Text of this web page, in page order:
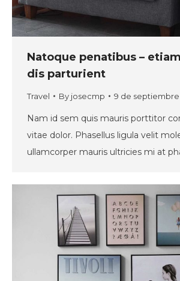
Natoque penatibus –
dis parturient
Travel By josecmp 9 de septiembre
Nam id sem quis mauris porttitor
vitae dolor. Phasellus ligula velit
ullamcorper mauris ultricies mi at